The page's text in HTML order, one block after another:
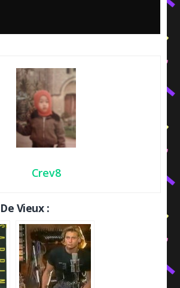
Crev8
Vieux :